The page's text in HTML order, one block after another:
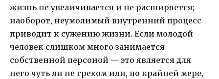
жизнь не увеличивается и не расширяется;
наоборот, неумолимый внутренний процесс
приводит к сужению жизни. Если молодой
человек слишком много занимается
собственной персоной — это является для
него чуть ли не грехом или, по крайней мере,